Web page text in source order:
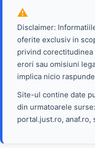
Disclaimer:
oferite exclusiv in
privind corectitudinea
erori sau omisiuni
implica nicio
Site-ul contine date
din urmatoarele
portal.just.ro, anaf.ro,